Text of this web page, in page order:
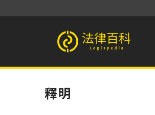
法律百科 Legispedia
釋明